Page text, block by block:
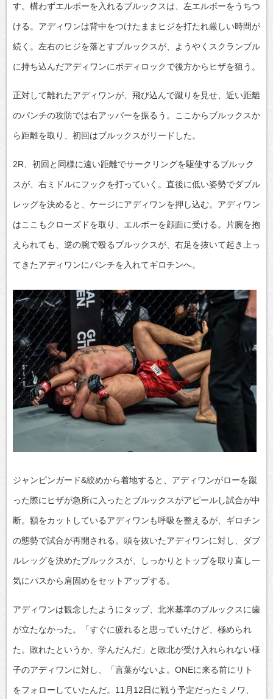
す。構わずエルボーを入れるブルックスは、左エルボーをうちつ
ける。アディワンは背中をつけたままヒジを打たれ厳しい時間が
続く。左右のヒジを落とすブルックスが、ようやくスクランブル
に持ち込んだアディワンにボディロックで後方からヒザを狙う。
正対して離れたアディワンが、飛び込んで蹴りを見せ、近い距離
のパンチの攻防では右アッパーを振るう。ここからブルックスか
ら距離を取り、初回はブルックスがリードした。
2R、初回と同様に遠い距離でサークリングを駆使するブルック
スが、右ミドルにフックを打っていく。直後に低い姿勢でダブル
レッグを決めると、ケージにアディワンを押し込む。アディワン
はここもクローズドを取り、エルボーを顔面に受ける。片腕を抱
えられても、逆の腕で殴るブルックスが、右足を抜いて起き上っ
てきたアディワンにパンチを入れてギロチンへ。
ジャンピンガード&絞めから着地すると、アディワンがローを蹴
った際にヒザが急所に入ったとブルックスがアピールし試合が中
断。額をカットしているアディワンも呼吸を整えるが、ギロチン
の態勢で試合が再開される。頭を抜いたアディワンに対し、ダブ
ルレッグを決めたブルックスが、しっかりとトップを取り直し一
気にパスから肩固めをセットアップする。
アディワンは観念したようにタップ、北米基準のブルックスに歯
が立たなかった。「すぐに疲れると思っていたけど、極められ
た。敗れたというか、学んだんだ」と敗北が受け入れられない様
子のアディワンに対し、「言葉がないよ。ONEに来る前にリト
をフォローしていたんだ。11月12日に戦う予定だったミノワ、